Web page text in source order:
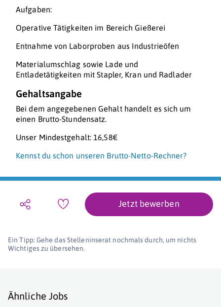
Aufgaben:
Operative Tätigkeiten im Bereich Gießerei
Entnahme von Laborproben aus Industrieöfen
Materialumschlag sowie Lade und
Entladetätigkeiten mit Stapler, Kran und Radlader
Gehaltsangabe
Bei dem angegebenen Gehalt handelt es sich um
einen Brutto-Stundensatz.
Unser Mindestgehalt: 16,58€
Kennst du schon unseren Brutto-Netto-Rechner?
Jetzt bewerben
Ein Tipp: Gehe das Stelleninserat nochmals durch, um nichts
Wichtiges zu übersehen.
Ähnliche Jobs